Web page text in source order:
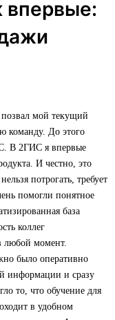
впервые:
мой текущий
команду. До этого
В 2ГИС я впервые
И честно, это
потрогать, требует
помогли понятное
база
коллег
любой момент.
было оперативно
информации и сразу
то, что обучение для
в удобном